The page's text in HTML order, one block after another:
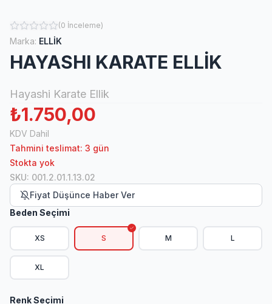
(0 İnceleme)
Marka: ELLİK
HAYASHI KARATE ELLİK
Hayashi Karate Ellik
₺1.750,00
KDV Dahil
Tahmini teslimat: 3 gün
Stokta yok
SKU: 001.2.01.1.13.02
Fiyat Düşünce Haber Ver
Beden Seçimi
XS S M L
XL
Renk Seçimi